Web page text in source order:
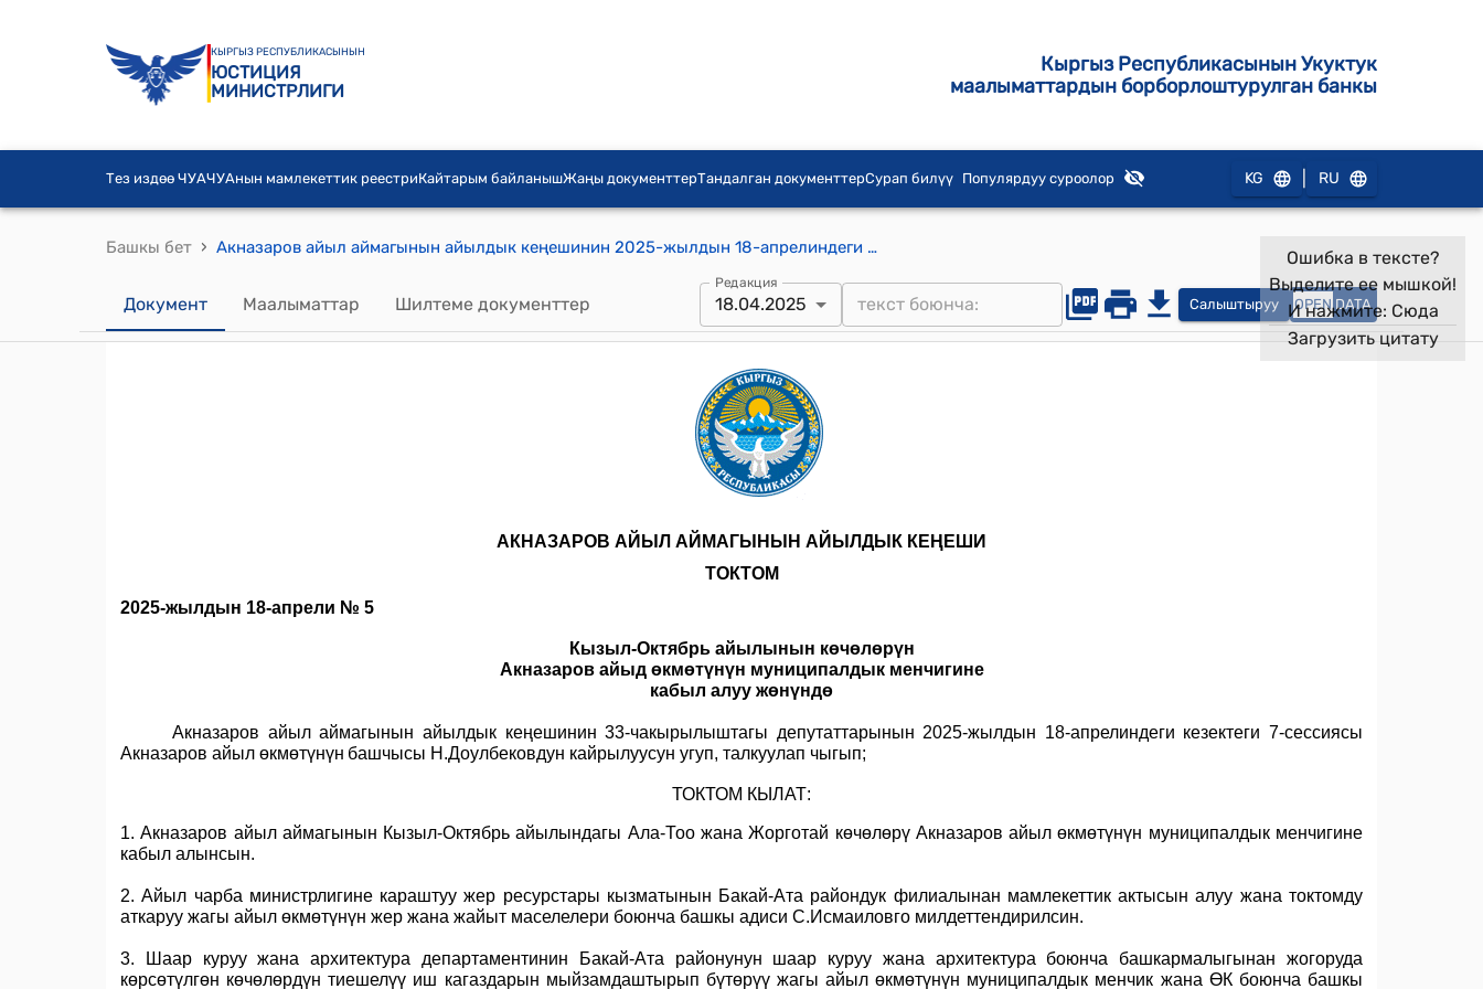
КЫРГЫЗ РЕСПУБЛИКАСЫНЫН
ЮСТИЦИЯ
МИНИСТРЛИГИ
Кыргыз Республикасынын Укуктук
маалыматтардын борборлоштурулган банкы
Тез издөө ЧУАЧУАнын мамлекеттик реестриКайтарым байланышЖаңы документтерТандалган документтерСурап билүү Популярдуу суроолор KG RU
Башкы бет › Акназаров айыл аймагынын айылдык кеңешинин 2025-жылдын 18-апрелиндеги № 5 "Кызыл-Октябрь айылынын көчөлөрүн Акназаров айыд өкмөтүнүн муниципалдык менчигине кабыл алуу жөнүндө" токтому
Документ Маалыматтар Шилтеме документтер
Редакция
18.04.2025 Салыштыруу OPEN DATA
Ошибка в тексте?
Выделите ее мышкой!
И нажмите: Сюда
Загрузить цитату